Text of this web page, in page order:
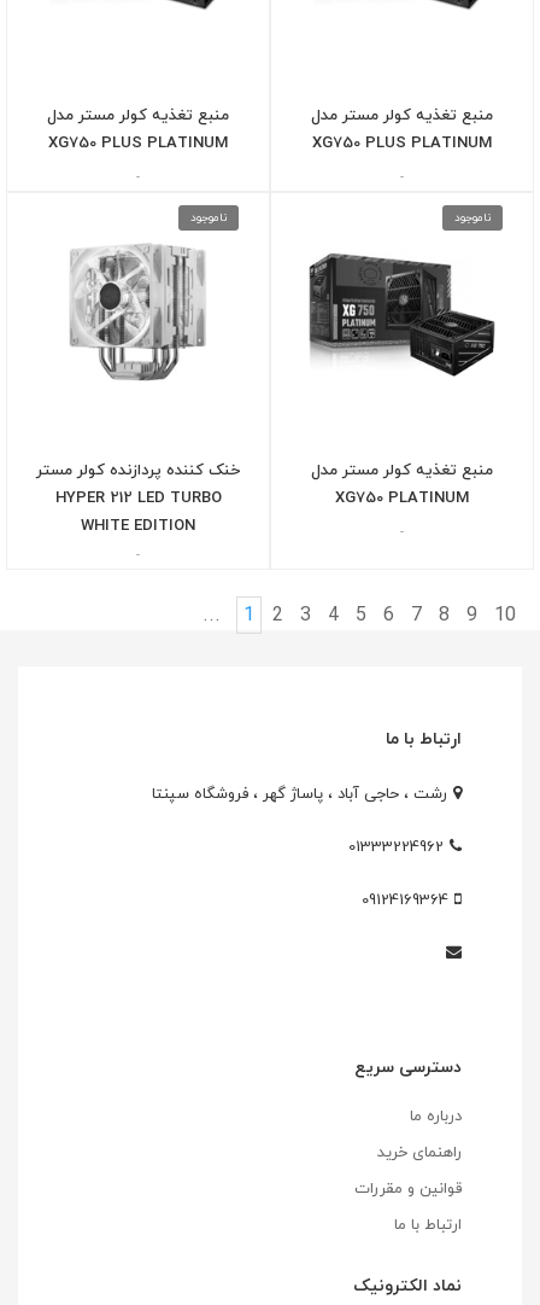
منبع تغذیه کولر مستر مدل
XG750 PLUS PLATINUM
-
منبع تغذیه کولر مستر مدل
XG750 PLUS PLATINUM
-
ناموجود
منبع تغذیه کولر مستر مدل
XG750 PLATINUM
-
ناموجود
خنک کننده پردازنده کولر مستر
HYPER 212 LED TURBO
WHITE EDITION
-
1 2 3 4 5 6 7 8 9 10
...
ارتباط با ما
رشت ، حاجی آباد ، پاساژ گهر ، فروشگاه سپنتا
01333224962
09124169364
دسترسی سریع
درباره ما
راهنمای خرید
قوانین و مقررات
ارتباط با ما
نماد الکترونیک